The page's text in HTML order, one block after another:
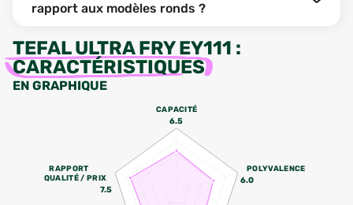
rapport aux modèles ronds ?
TEFAL ULTRA FRY EY111 :
CARACTÉRISTIQUES
EN GRAPHIQUE
CAPACITÉ
6.5
POLYVALENCE
6.0
RAPPORT
QUALITÉ / PRIX
7.5